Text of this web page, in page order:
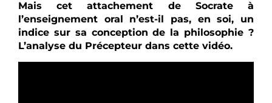
Mais cet attachement de Socrate à
l’enseignement oral n’est-il pas, en soi, un
indice sur sa conception de la philosophie ?
L’analyse du Précepteur dans cette vidéo.